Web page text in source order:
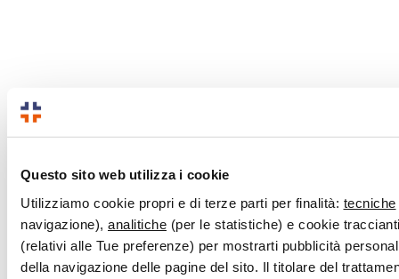
Questo sito web utilizza i cookie
Utilizziamo cookie propri e di terze parti per finalità: tecniche
navigazione), analitiche (per le statistiche) e cookie
(relativi alle Tue preferenze) per mostrarti pubblicità
della navigazione delle pagine del sito. Il titolare del